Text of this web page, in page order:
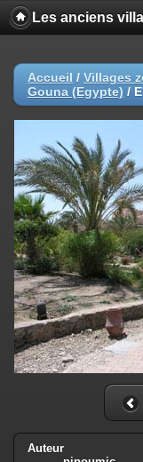
Les anciens
Accueil / Villages
Gouna (Egypte) /
Auteur